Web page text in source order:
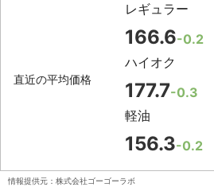
直近の平均価格
レギュラー
166.6-0.2
ハイオク
177.7-0.3
軽油
156.3-0.2
情報提供元：株式会社ゴーゴーラボ